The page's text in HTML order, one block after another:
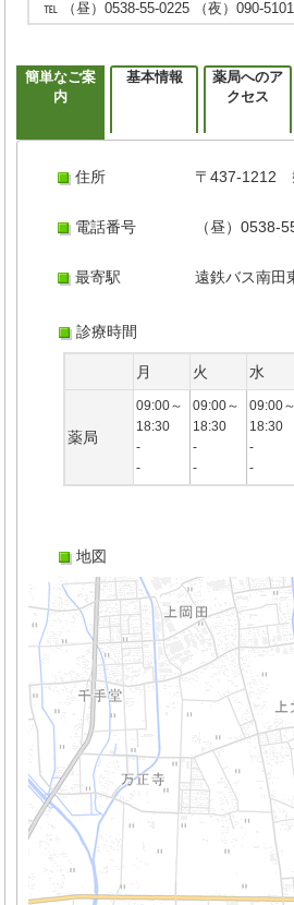
℡ （昼）0538-55-0225 （夜）090-
簡単なご案
内
基本情報
薬局へのア
クセス
住所 〒437-1212
電話番号 （昼）
最寄駅 遠鉄バス南田
診療時間
月 火 水
薬局
09:00～
18:30
-
-
09:00～
18:30
-
-
09:00～
18:30
-
-
地図